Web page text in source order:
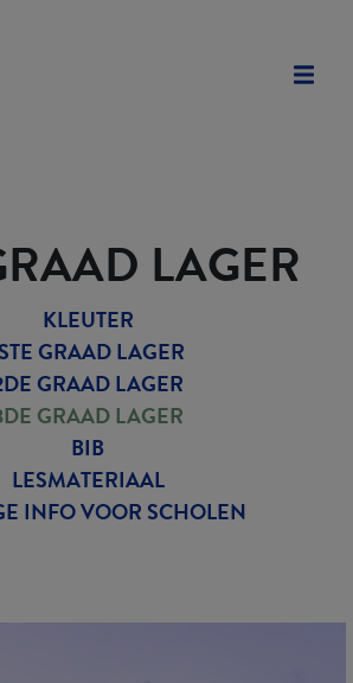
LAGER
KLEUTER
GRAAD LAGER
GRAAD LAGER
GRAAD LAGER
BIB
LESMATERIAAL
INFO VOOR SCHOLEN